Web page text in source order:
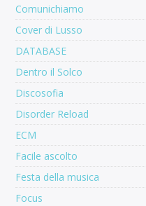
Comunichiamo
Cover di Lusso
DATABASE
Dentro il Solco
Discosofia
Disorder Reload
ECM
Facile ascolto
Festa della musica
Focus